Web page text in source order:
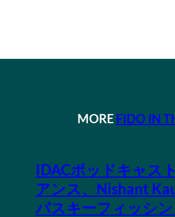
MORE FIDO IN
IDACポッドキャス
アンス、Nishant
パスキーフィッシ